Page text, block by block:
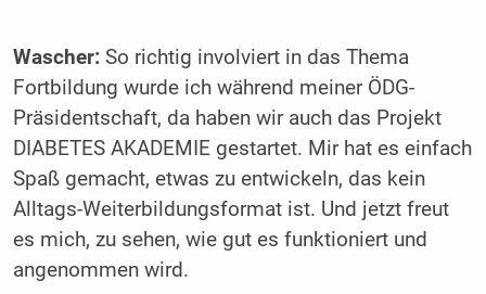
Wascher: So richtig involviert in das Thema
Fortbildung wurde ich während meiner ÖDG-
Präsidentschaft, da haben wir auch das Projekt
DIABETES AKADEMIE gestartet. Mir hat es einfach
Spaß gemacht, etwas zu entwickeln, das kein
Alltags-Weiterbildungsformat ist. Und jetzt freut
es mich, zu sehen, wie gut es funktioniert und
angenommen wird.